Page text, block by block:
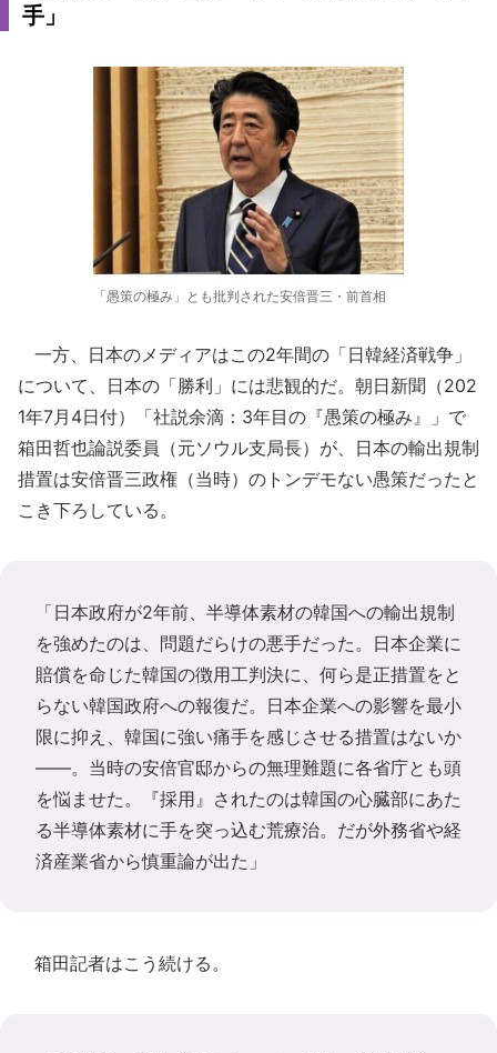
手」
「愚策の極み」とも批判された安倍晋三・前首相
一方、日本のメディアはこの2年間の「日韓経済戦争」
について、日本の「勝利」には悲観的だ。朝日新聞（202
1年7月4日付）「社説余滴：3年目の『愚策の極み』」で
箱田哲也論説委員（元ソウル支局長）が、日本の輸出規制
措置は安倍晋三政権（当時）のトンデモない愚策だったと
こき下ろしている。
「日本政府が2年前、半導体素材の韓国への輸出規制
を強めたのは、問題だらけの悪手だった。日本企業に
賠償を命じた韓国の徴用工判決に、何ら是正措置をと
らない韓国政府への報復だ。日本企業への影響を最小
限に抑え、韓国に強い痛手を感じさせる措置はないか
――。当時の安倍官邸からの無理難題に各省庁とも頭
を悩ませた。『採用』されたのは韓国の心臓部にあた
る半導体素材に手を突っ込む荒療治。だが外務省や経
済産業省から慎重論が出た」
箱田記者はこう続ける。